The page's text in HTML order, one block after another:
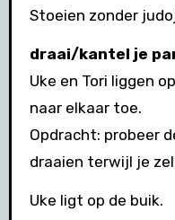
Stoeien zonder
draai/kantel je
Uke en Tori liggen
naar elkaar toe.
Opdracht: probeer
draaien terwijl je
Uke ligt op de buik.